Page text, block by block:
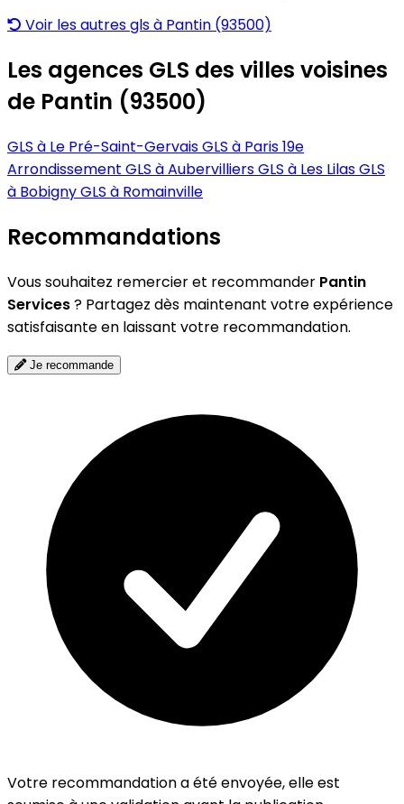
Voir les autres gls à Pantin (93500)
Les agences GLS des villes voisines
de Pantin (93500)
GLS à Le Pré-Saint-GervaisGLS à Paris 19e
Arrondissement GLS à AubervilliersGLS à Les LilasGLS
à BobignyGLS à Romainville
Recommandations
Vous souhaitez remercier et recommander Pantin
Services? Partagez dès maintenant votre expérience
satisfaisante en laissant votre recommandation.
Je recommande
Votre recommandation a été envoyée, elle est